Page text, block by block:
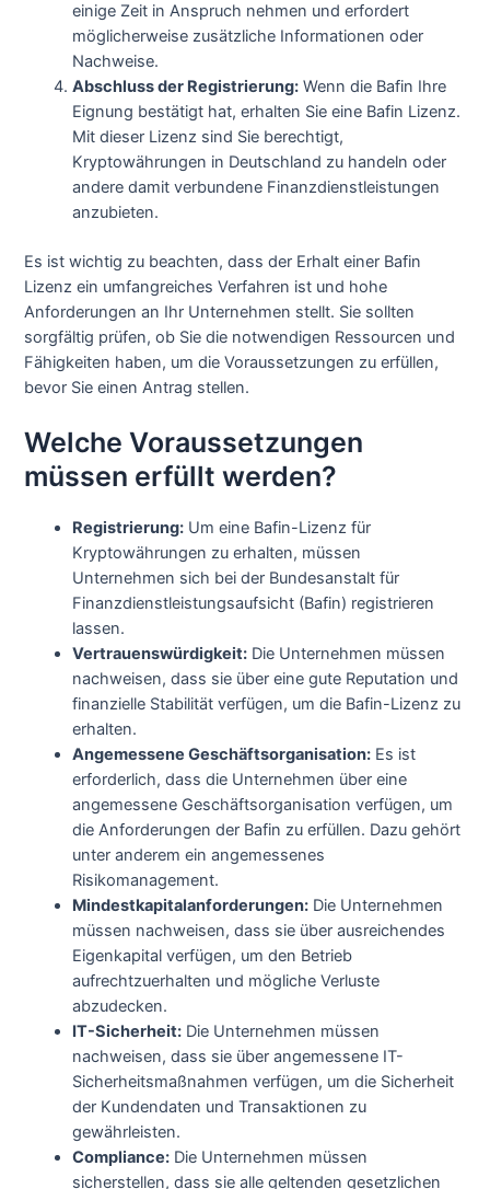
einige Zeit in Anspruch nehmen und erfordert
möglicherweise zusätzliche Informationen oder
Nachweise.
Abschluss der Registrierung: Wenn die Bafin Ihre
Eignung bestätigt hat, erhalten Sie eine Bafin Lizenz.
Mit dieser Lizenz sind Sie berechtigt,
Kryptowährungen in Deutschland zu handeln oder
andere damit verbundene Finanzdienstleistungen
anzubieten.
Es ist wichtig zu beachten, dass der Erhalt einer Bafin
Lizenz ein umfangreiches Verfahren ist und hohe
Anforderungen an Ihr Unternehmen stellt. Sie sollten
sorgfältig prüfen, ob Sie die notwendigen Ressourcen und
Fähigkeiten haben, um die Voraussetzungen zu erfüllen,
bevor Sie einen Antrag stellen.
Welche Voraussetzungen
müssen erfüllt werden?
Registrierung: Um eine Bafin-Lizenz für
Kryptowährungen zu erhalten, müssen
Unternehmen sich bei der Bundesanstalt für
Finanzdienstleistungsaufsicht (Bafin) registrieren
lassen.
Vertrauenswürdigkeit: Die Unternehmen müssen
nachweisen, dass sie über eine gute Reputation und
finanzielle Stabilität verfügen, um die Bafin-Lizenz zu
erhalten.
Angemessene Geschäftsorganisation: Es ist
erforderlich, dass die Unternehmen über eine
angemessene Geschäftsorganisation verfügen, um
die Anforderungen der Bafin zu erfüllen. Dazu gehört
unter anderem ein angemessenes
Risikomanagement.
Mindestkapitalanforderungen: Die Unternehmen
müssen nachweisen, dass sie über ausreichendes
Eigenkapital verfügen, um den Betrieb
aufrechtzuerhalten und mögliche Verluste
abzudecken.
IT-Sicherheit: Die Unternehmen müssen
nachweisen, dass sie über angemessene IT-
Sicherheitsmaßnahmen verfügen, um die Sicherheit
der Kundendaten und Transaktionen zu
gewährleisten.
Compliance: Die Unternehmen müssen
sicherstellen, dass sie alle geltenden gesetzlichen